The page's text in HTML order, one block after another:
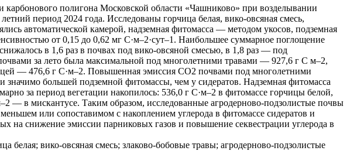
полигона Московской области «Чашниково» при возделывании
период 2024 года. Исследованы горчица белая, вико-овсяная смесь,
автоматической камерой, надземная фитомасса — методом укосов, подземная
от 0,15 до 0,62 мг С·м‒2·сут‒1. Наибольшее суммарное поглощение
в 1,6 раз в почвах под вико-овсяной смесью, в 1,8 раз — под
за лето была максимальной под многолетними травами — 927,6 г С м‒2,
— 476,6 г С·м‒2. Повышенная эмиссия СО2 почвами под многолетними
большей подземной фитомассы, чем у сидератов. Надземная фитомасса
за период вегетации накопилось: 536,0 г С·м‒2 в фитомассе горчицы белой,
— в мискантусе. Таким образом, исследованные агродерново-подзолистые почвы
или сопоставимом с накоплением углерода в фитомассе сидератов и
на снижение эмиссии парниковых газов и повышение секвестрации углерода в
белая; вико-овсяная смесь; злаково-бобовые травы; агродерново-подзолистые